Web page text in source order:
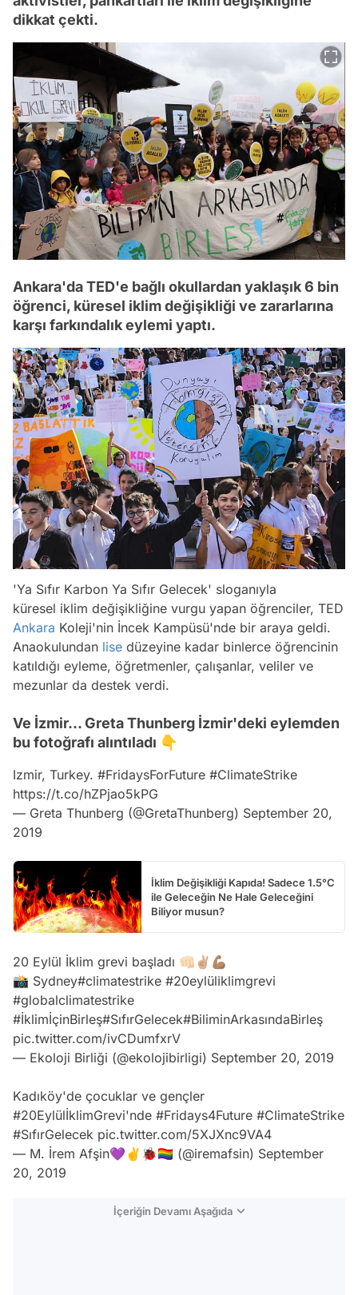
dikkat çekti.
Ankara'da TED'e bağlı okullardan yaklaşık 6 bin
öğrenci, küresel iklim değişikliği ve zararlarına
karşı farkındalık eylemi yaptı.
'Ya Sıfır Karbon Ya Sıfır Gelecek' sloganıyla
küresel iklim değişikliğine vurgu yapan öğrenciler, TED
Ankara Koleji'nin İncek Kampüsü'nde bir araya geldi.
Anaokulundan lise düzeyine kadar binlerce öğrencinin
katıldığı eyleme, öğretmenler, çalışanlar, veliler ve
mezunlar da destek verdi.
Ve İzmir... Greta Thunberg İzmir'deki eylemden
bu fotoğrafı alıntıladı 👇
Izmir, Turkey. #FridaysForFuture #ClimateStrike
https://t.co/hZPjao5kPG
— Greta Thunberg (@GretaThunberg) September 20,
2019
İklim Değişikliği Kapıda! Sadece 1.5°C
ile Geleceğin Ne Hale Geleceğini
Biliyor musun?
20 Eylül İklim grevi başladı 👊🏻✌🏼💪🏽
📸 Sydney#climatestrike #20eylüli̇klimgrevi
#globalclimatestrike
#İklimİçinBirleş#SıfırGelecek#BiliminArkasındaBirleş
pic.twitter.com/ivCDumfxrV
— Ekoloji Birliği (@ekolojibirligi) September 20, 2019
Kadıköy'de çocuklar ve gençler
#20EylülİklimGrevi'nde #Fridays4Future #ClimateStrike
#SıfırGelecek pic.twitter.com/5XJXnc9VA4
— M. İrem Afşin💜✌️🐞🏳️‍🌈 (@iremafsin) September
20, 2019
İçeriğin Devamı Aşağıda